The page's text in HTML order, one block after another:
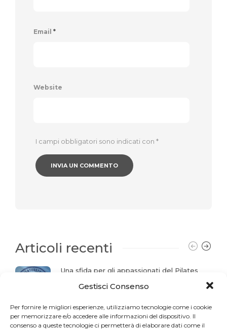
Gestisci Consenso
Per fornire le migliori esperienze, utilizziamo tecnologie come i cookie
per memorizzare e/o accedere alle informazioni del dispositivo. Il
consenso a queste tecnologie ci permetterà di elaborare dati come il
Email *
Website
I campi obbligatori sono indicati con *
Articoli recenti
Una sfida per gli appassionati del Pilates
La storia del mese. Liberarsi dal dolore